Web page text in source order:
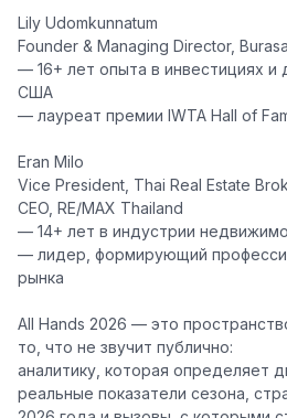
Lily Udomkunnatum
Founder & Managing Director,
— 16+ лет опыта в инвестициях и
США
— лауреат премии IWTA Hall of
Eran Milo
Vice President, Thai Real Estate
CEO, RE/MAX Thailand
— 14+ лет в индустрии
— лидер, формирующий
рынка
All Hands 2026 — это
то, что не звучит публично:
аналитику, которая определяет
реальные показатели сезона,